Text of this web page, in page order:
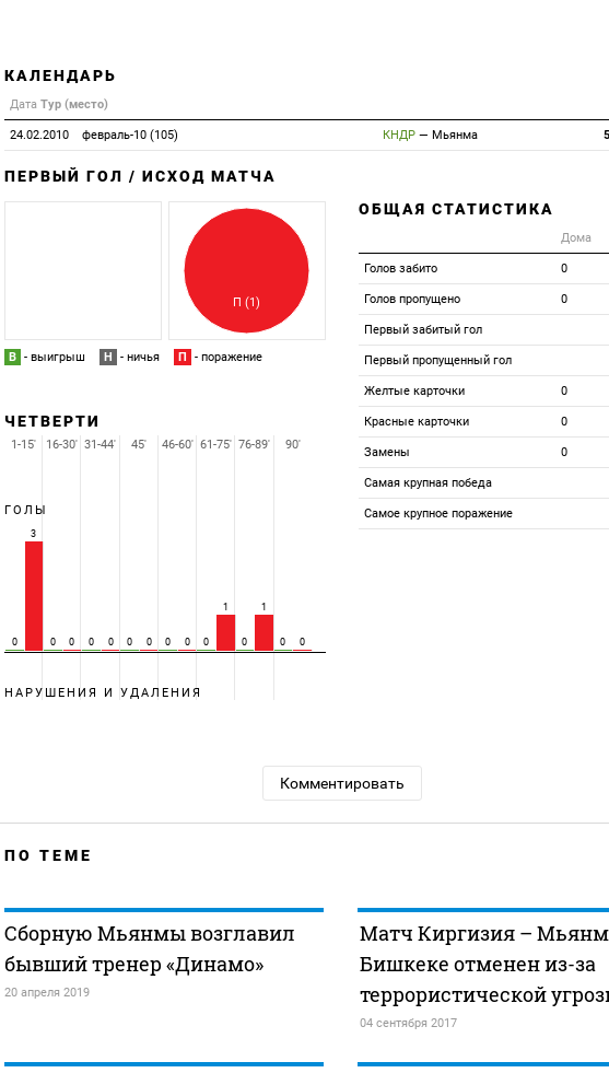
КАЛЕНДАРЬ
Дата Тур (место)
24.02.2010 февраль-10 (105) КНДР — Мьянма
ПЕРВЫЙ ГОЛ / ИСХОД МАТЧА
П (1)
Забитый
В - выигрыш Н - ничья П - поражение
ЧЕТВЕРТИ
ГОЛЫ
0
3
0 0 0 0 0 0 0 0 0
1
0
1
0 0
НАРУШЕНИЯ И УДАЛЕНИЯ
1-15' 16-30' 31-44' 45' 46-60' 61-75' 76-89' 90'
ОБЩАЯ СТАТИСТИКА
Дома
Голов забито 0
Голов пропущено 0
Первый забитый гол
Первый пропущенный гол
Желтые карточки 0
Красные карточки 0
Замены 0
Самая крупная победа
Самое крупное поражение
Комментировать
ПО ТЕМЕ
Сборную Мьянмы возглавил
бывший тренер «Динамо»
20 апреля 2019
Матч Киргизия –
Бишкеке отменен из-за
террористической
04 сентября 2017